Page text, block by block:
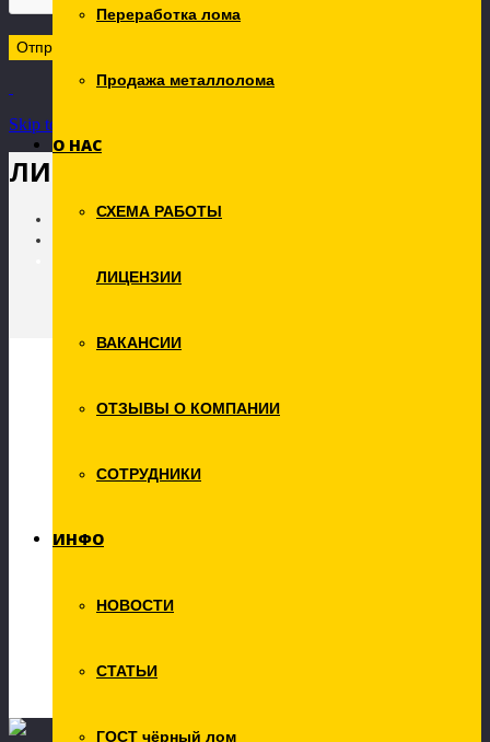
Переработка лома
Продажа металлолома
О НАС
СХЕМА РАБОТЫ
ЛИЦЕНЗИИ
ВАКАНСИИ
ОТЗЫВЫ О КОМПАНИИ
СОТРУДНИКИ
ИНФО
НОВОСТИ
СТАТЬИ
ГОСТ чёрный лом
Skip to Content
ЛИЦЕНЗИИ
Главная
Цветной лом
Быстрорезы